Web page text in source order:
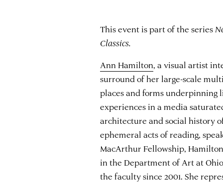
This event is part of the series
Classics.
Ann Hamilton, a visual artist
surround of her large-scale
places and forms underpinning
experiences in a media
architecture and social history
ephemeral acts of reading,
MacArthur Fellowship,
in the Department of Art at
the faculty since 2001. She